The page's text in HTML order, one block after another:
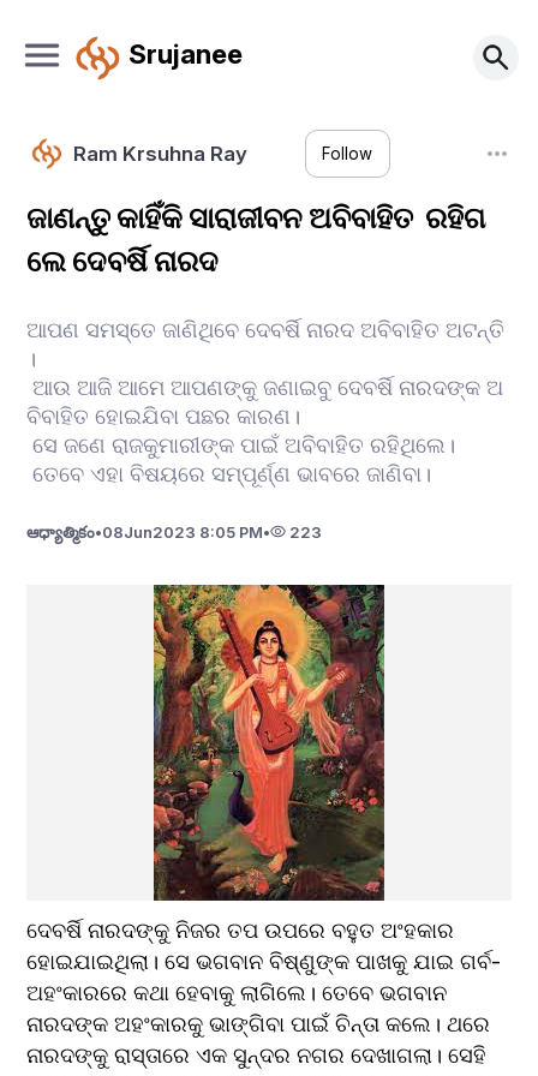
Srujanee
Ram Krsuhna Ray Follow
ଜାଣନ୍ତୁ କାହିଁକି ସାରାଜୀବନ ଅବିବାହିତ ରହିଗ
ଲେ ଦେବର୍ଷି ନାରଦ
ଆପଣ ସମସ୍ତେ ଜାଣିଥିବେ ଦେବର୍ଷି ନାରଦ ଅବିବାହିତ ଅଟନ୍ତି
।
ଆଉ ଆଜି ଆମେ ଆପଣଙ୍କୁ ଜଣାଇବୁ ଦେବର୍ଷି ନାରଦଙ୍କ ଅ
ବିବାହିତ ହୋଇଯିବା ପଛର କାରଣ।
ସେ ଜଣେ ରାଜକୁମାରୀଙ୍କ ପାଇଁ ଅବିବାହିତ ରହିଥିଲେ।
ତେବେ ଏହା ବିଷୟରେ ସମ୍ପୂର୍ଣ୍ଣ ଭାବରେ ଜାଣିବା।
ఆధ్యాత్మికం•08Jun2023 8:05 PM• 223
ଦେବର୍ଷି ନାରଦଙ୍କୁ ନିଜର ତପ ଉପରେ ବହୁତ ଅଂହକାର
ହୋଇଯାଇଥିଲା। ସେ ଭଗବାନ ବିଷ୍ଣୁଙ୍କ ପାଖକୁ ଯାଇ ଗର୍ବ-
ଅହଂକାରରେ କଥା ହେବାକୁ ଲାଗିଲେ। ତେବେ ଭଗବାନ
ନାରଦଙ୍କ ଅହଂକାରକୁ ଭାଙ୍ଗିବା ପାଇଁ ଚିନ୍ତା କଲେ। ଥରେ
ନାରଦଙ୍କୁ ରାସ୍ତାରେ ଏକ ସୁନ୍ଦର ନଗର ଦେଖାଗଲା। ସେହି